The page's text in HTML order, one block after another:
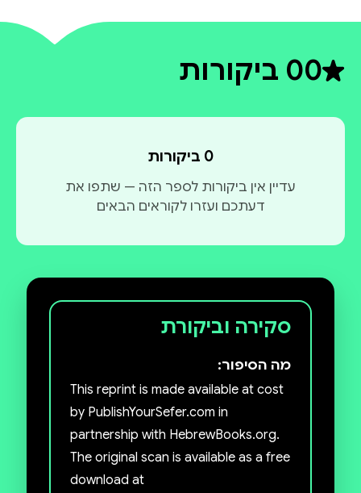
0דירוג ממוצע 0 מתוך 5
0 ביקורות
0 ביקורות
עדיין אין ביקורות לספר הזה — שתפו את
דעתכם ועזרו לקוראים הבאים
סקירה וביקורת
מה הסיפור:
This reprint is made available at cost
by PublishYourSefer.com in
partnership with HebrewBooks.org.
The original scan is available as a free
download at